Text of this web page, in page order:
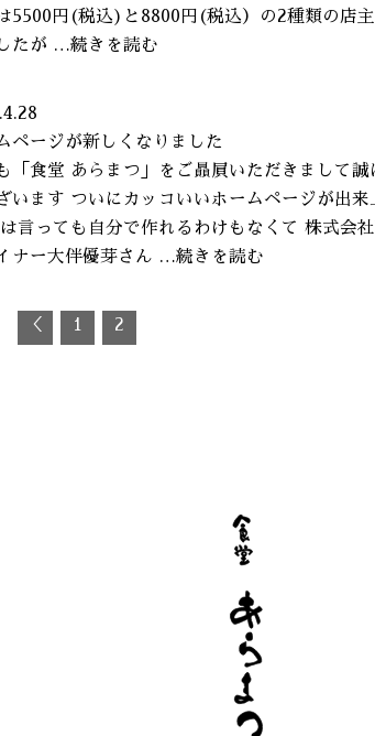
5500円(税込)と8800円(税込）の2種類の店
たが …続きを読む
ページが新しくなりました
「食堂 あらまつ」をご贔屓いただきまして誠
います ついにカッコいいホームページが出来
言っても自分で作れるわけもなくて 株式会
ナー大伴優芽さん …続きを読む
＜ 1 2